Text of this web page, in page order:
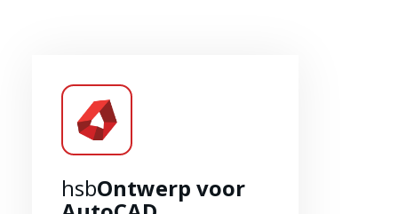
Oplossingen
hsbOntwerp voor